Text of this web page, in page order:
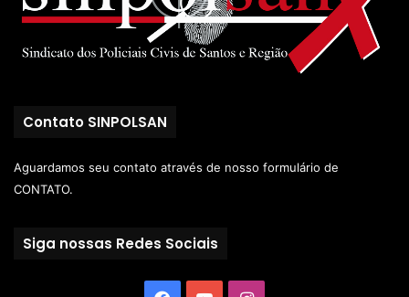
Contato SINPOLSAN
Aguardamos seu contato através de nosso formulário de
CONTATO.
Siga nossas Redes Sociais